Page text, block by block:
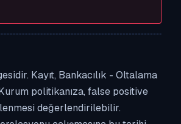
Kayıt, Bankacılık - Oltalama
politikanıza, false positive
değerlendirilebilir.